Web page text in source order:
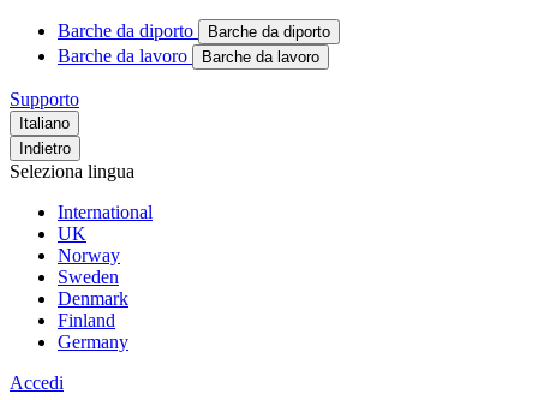
Barche da diporto Barche da diporto
Barche da lavoro Barche da lavoro
Supporto
Italiano
Indietro
Seleziona lingua
International
UK
Norway
Sweden
Denmark
Finland
Germany
Accedi